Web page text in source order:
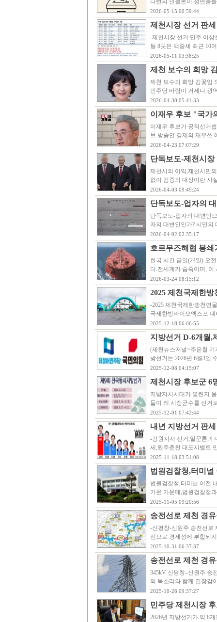
나번의 인물론이 정면충
2026-05-15 00:59:44
제천시장 선거 판
-제천시장 선거 민주 이상
등 8곳은 백중세 최근 10
2026-05-11 03:38:25
제천 보수의 희망
제천 보수의 희망 김꽃임
민주당 바람이 거세다.광
2026-04-30 05:41:33
이재우 후보 "국가
이재우 후보가 공직선거
브 방송인 경제의 재우쓰
2026-04-23 07:07:29
단독보도-제천시
제천시의 이익,제천시민
없이 검증의 대상이란 사
2026-04-03 09:49:24
단독보도-업자의
단독보도-업자의 대변인
자의 대변인인가? 시민
2026-04-02 02:35:17
호르무즈해협 봉
한국 시간 금일(24일) 오
다.전세계가 숨죽이며,
2026-03-24 08:15:12
2025 제천국제한
-2025 제천국제한방천연
국제한방바이오엑스포
2025-12-18 06:06:55
지방선거 D-6개월
(제천뉴스저널=주은철 기
방선거는 2026년 6월3일
2025-12-08 04:15:07
제천시장 후보군 6
지방자치시대가 열린지
들이 왜 시장군수를 선거
2025-12-01 07:42:44
내년 지방선거 판
-강원지사 선거,일꾼론과
세,원주춘천 대도시벨트
2025-11-18 03:51:08
법원검찰청,터미
법원검찰청,터미널 이전
가온 가운데,법원검찰청
2025-11-05 09:20:56
송전선로 제천 경
-신평창-신원주 송전선로
선으로 경제성에 부합되
2025-10-31 06:37:37
송전선로 제천 경
345kV 신평창–신원주 송
의 목소리와 함께 긴장감
2025-10-26 09:37:27
민주당 제천시장
2026년 지방선거가 약 8